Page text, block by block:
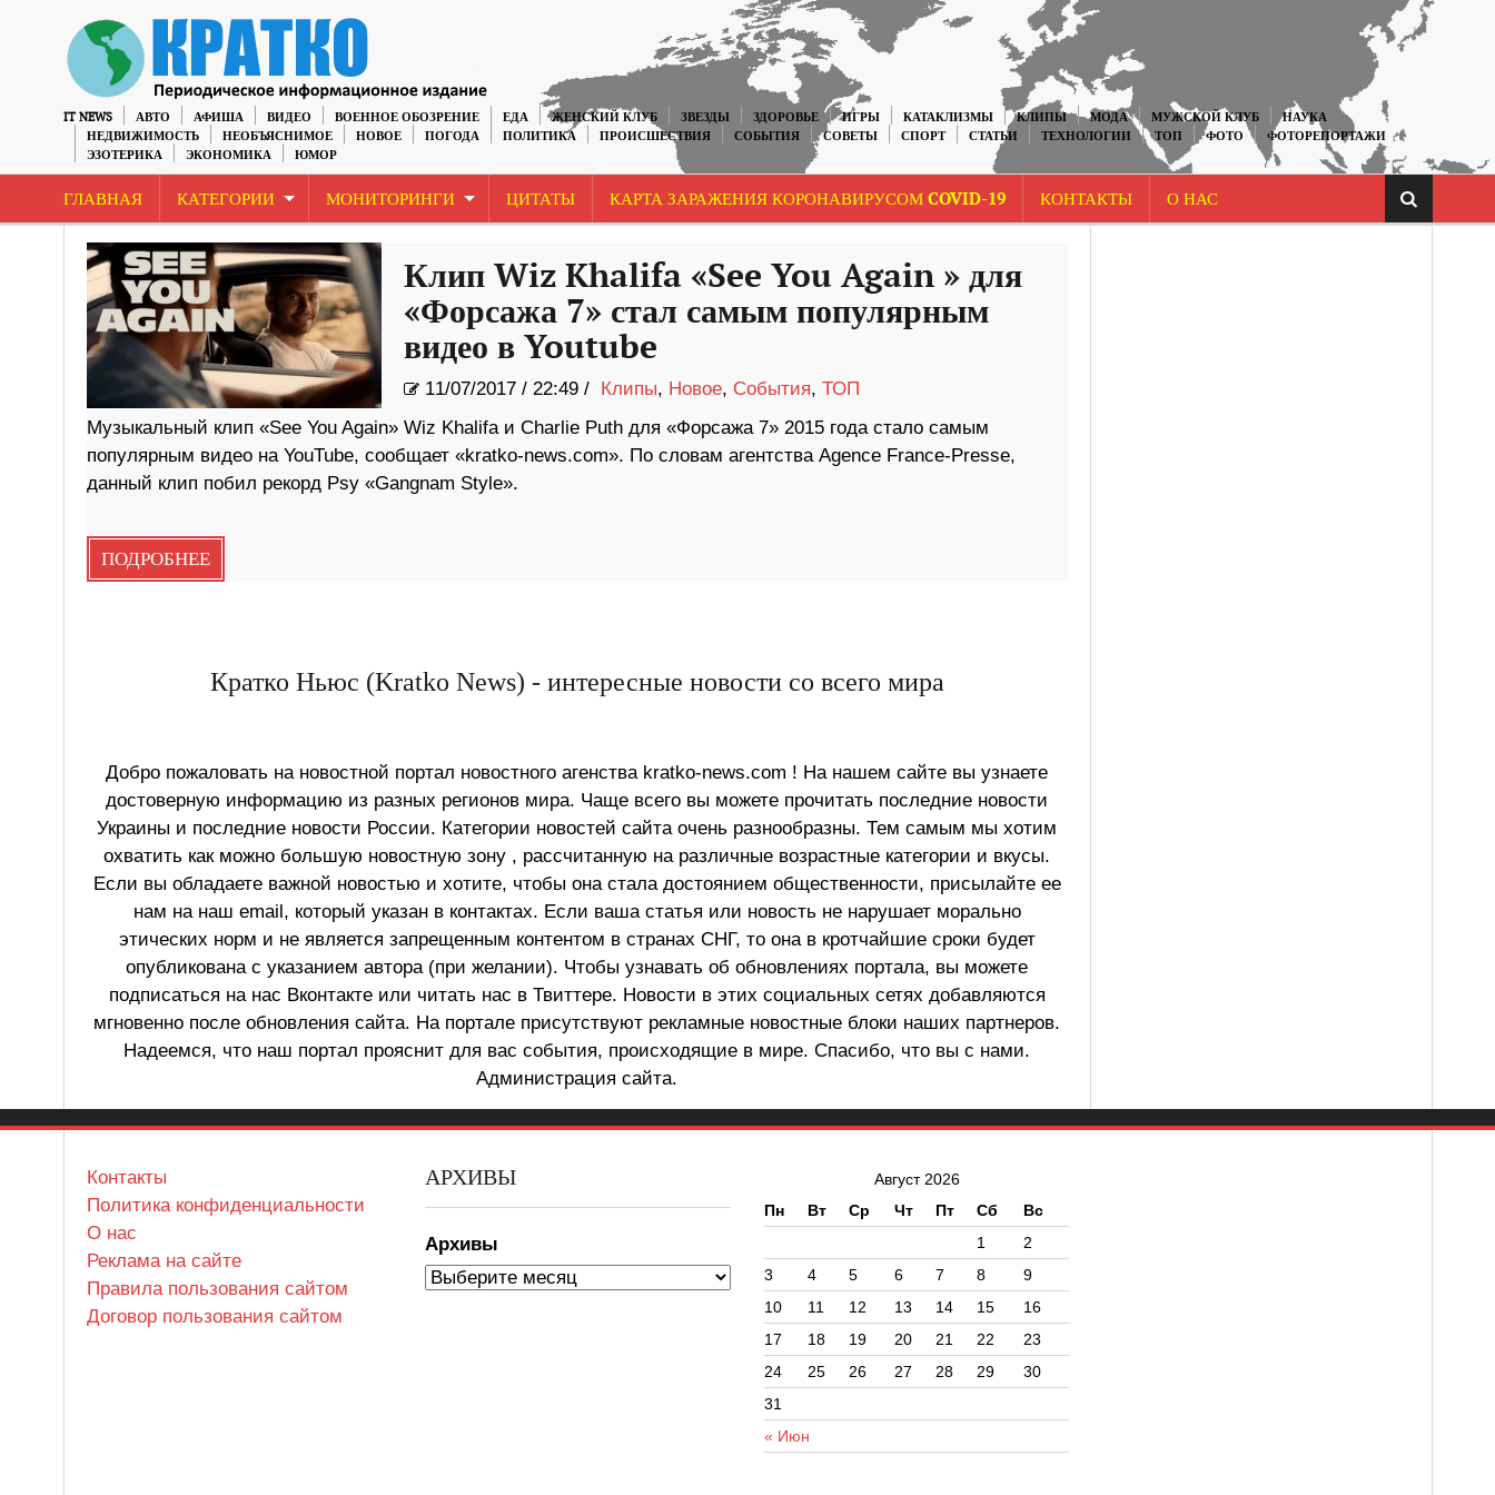
IT NEWS АВТО АФИША ВИДЕО ВОЕННОЕ ОБОЗРЕНИЕ ЕДА ЖЕНСКИЙ КЛУБ ЗВЕЗДЫ ЗДОРОВЬЕ ИГРЫ КАТАКЛИЗМЫ КЛИПЫ МОДА МУЖСКОЙ КЛУБ
НАУКА
НЕДВИЖИМОСТЬ
НЕОБЪЯСНИМОЕ НОВОЕ ПОГОДА ПОЛИТИКА ПРОИСШЕСТВИЯ СОБЫТИЯ СОВЕТЫ СПОРТ СТАТЬИ ТЕХНОЛОГИИ ТОП ФОТО
ФОТОРЕПОРТАЖИ
ЭЗОТЕРИКА
ЭКОНОМИКА ЮМОР
ГЛАВНАЯ КАТЕГОРИИ МОНИТОРИНГИ ЦИТАТЫ КАРТА ЗАРАЖЕНИЯ КОРОНАВИРУСОМ COVID-19 КОНТАКТЫ О НАС
Клип Wiz Khalifa «See You Again » для
«Форсажа 7» стал самым популярным
видео в Youtube
11/07/2017/ 22:49 / Клипы, Новое, События, ТОП
Музыкальный клип «See You Again» Wiz Khalifa и Charlie Puth для «Форсажа 7» 2015 года стало самым
популярным видео на YouTube, сообщает «kratko-news.com». По словам агентства Agence France-Presse,
данный клип побил рекорд Psy «Gangnam Style».
ПОДРОБНЕЕ
Кратко Ньюс (Kratko News) - интересные новости со всего мира
Добро пожаловать на новостной портал новостного агенства kratko-news.com ! На нашем сайте вы узнаете
достоверную информацию из разных регионов мира. Чаще всего вы можете прочитать последние новости
Украины и последние новости России. Категории новостей сайта очень разнообразны. Тем самым мы хотим
охватить как можно большую новостную зону , рассчитанную на различные возрастные категории и вкусы.
Если вы обладаете важной новостью и хотите, чтобы она стала достоянием общественности, присылайте ее
нам на наш email, который указан в контактах. Если ваша статья или новость не нарушает морально
этических норм и не является запрещенным контентом в странах СНГ, то она в кротчайшие сроки будет
опубликована с указанием автора (при желании). Чтобы узнавать об обновлениях портала, вы можете
подписаться на нас Вконтакте или читать нас в Твиттере. Новости в этих социальных сетях добавляются
мгновенно после обновления сайта. На портале присутствуют рекламные новостные блоки наших партнеров.
Надеемся, что наш портал прояснит для вас события, происходящие в мире. Спасибо, что вы с нами.
Администрация сайта.
Контакты
Политика конфиденциальности
О нас
Реклама на сайте
Правила пользования сайтом
Договор пользования сайтом
АРХИВЫ
Архивы
Август 2026
Пн
Вт Ср Чт Пт Сб Вс
« Июн
1
2
3
4 5 6 7 8
9
10
11 12 13 14 15
16
17
18 19 20 21 22
23
24
25 26 27 28 29
30
31